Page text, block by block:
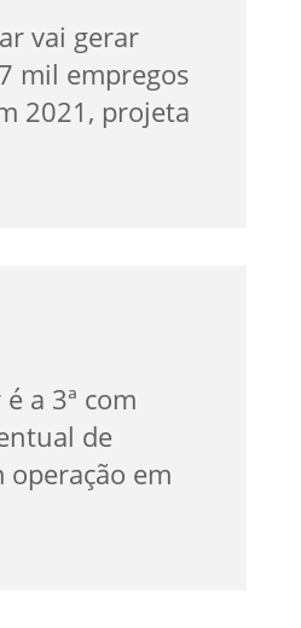
vai gerar
mil empregos
2021, projeta
a 3ª com
de
operação em